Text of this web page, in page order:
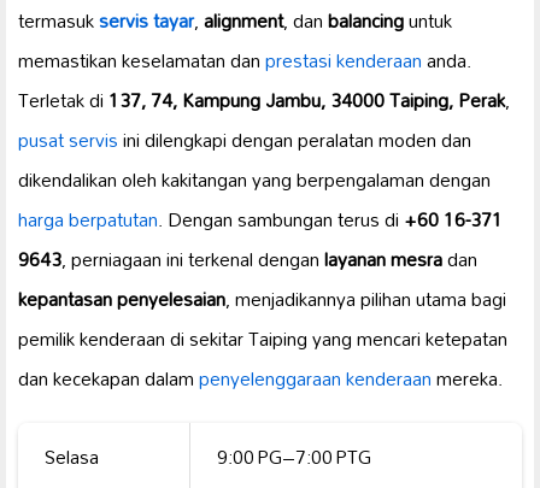
termasukservis tayar,alignment, danbalancinguntuk
memastikan keselamatan danprestasi kenderaananda.
Terletak di137, 74, Kampung Jambu, 34000 Taiping, Perak,
pusat servisini dilengkapi dengan peralatan moden dan
dikendalikan oleh kakitangan yang berpengalaman dengan
harga berpatutan. Dengan sambungan terus di+60 16-371
9643, perniagaan ini terkenal denganlayanan mesradan
kepantasan penyelesaian, menjadikannya pilihan utama bagi
pemilik kenderaan di sekitar Taiping yang mencari ketepatan
dan kecekapan dalampenyelenggaraan kenderaanmereka.
Selasa
9:00 PG–7:00 PTG